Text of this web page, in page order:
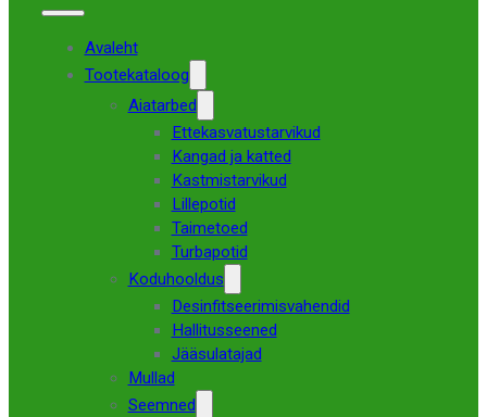
Avaleht
Tootekataloog
Aiatarbed
Ettekasvatustarvikud
Kangad ja katted
Kastmistarvikud
Lillepotid
Taimetoed
Turbapotid
Koduhooldus
Desinfitseerimisvahendid
Hallitusseened
Jääsulatajad
Mullad
Seemned